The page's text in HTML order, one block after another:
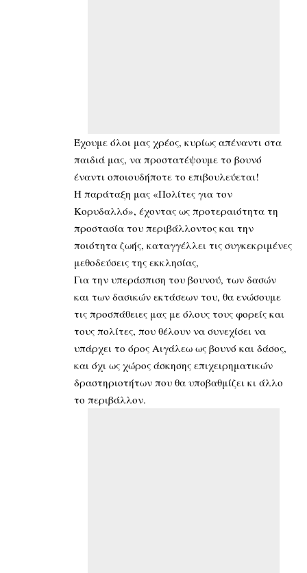
Έχουμε όλοι μας χρέος, κυρίως απέναντι στα
παιδιά μας, να προστατέψουμε το βουνό
έναντι οποιουδήποτε το επιβουλεύεται!
Η παράταξη μας «Πολίτες για τον
Κορυδαλλό», έχοντας ως προτεραιότητα τη
προστασία του περιβάλλοντος και την
ποιότητα ζωής, καταγγέλλει τις συγκεκριμένες
μεθοδεύσεις της εκκλησίας,
Για την υπεράσπιση του βουνού, των δασών
και των δασικών εκτάσεων του, θα ενώσουμε
τις προσπάθειες μας με όλους τους φορείς και
τους πολίτες, που θέλουν να συνεχίσει να
υπάρχει το όρος Αιγάλεω ως βουνό και δάσος,
και όχι ως χώρος άσκησης επιχειρηματικών
δραστηριοτήτων που θα υποβαθμίζει κι άλλο
το περιβάλλον.